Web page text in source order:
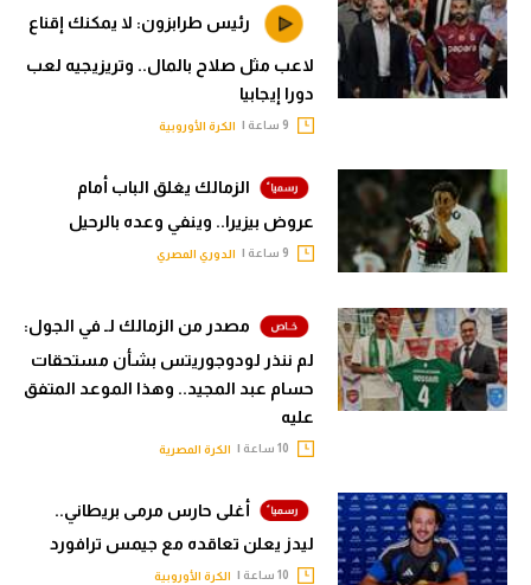
رئيس طرابزون: لا يمكنك إقناع
لاعب مثل صلاح بالمال.. وتريزيجيه لعب
دورا إيجابيا
الكرة الأوروبية
الزمالك يغلق الباب أمام
عروض بيزيرا.. وينفي وعده بالرحيل
الدوري المصري
مصدر من الزمالك لـ في الجول:
لم ننذر لودوجوريتس بشأن مستحقات
حسام عبد المجيد.. وهذا الموعد المتفق
عليه
الكرة المصرية
أغلى حارس مرمى بريطاني..
ليدز يعلن تعاقده مع جيمس ترافورد
الكرة الأوروبية